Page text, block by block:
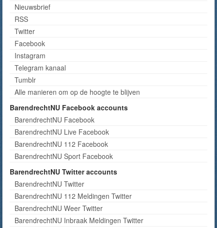
Nieuwsbrief
RSS
Twitter
Facebook
Instagram
Telegram kanaal
Tumblr
Alle manieren om op de hoogte te blijven
BarendrechtNU Facebook accounts
BarendrechtNU Facebook
BarendrechtNU Live Facebook
BarendrechtNU 112 Facebook
BarendrechtNU Sport Facebook
BarendrechtNU Twitter accounts
BarendrechtNU Twitter
BarendrechtNU 112 Meldingen Twitter
BarendrechtNU Weer Twitter
BarendrechtNU Inbraak Meldingen Twitter